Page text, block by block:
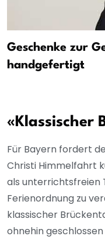
Geschenke zur
handgefertigt
«Klassischer
Für Bayern fordert
Christi Himmelfahrt
als unterrichtsfreien
Ferienordnung zu
klassischer
ohnehin